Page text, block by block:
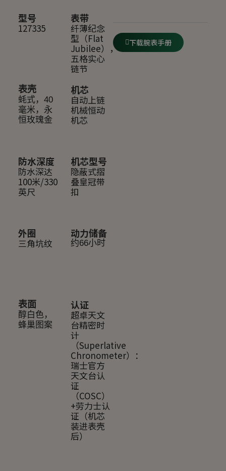
型号
127335
机芯
自动上链
机械恒动
机芯
表带
纤薄纪念
型（Flat
Jubilee），
五格实心
链节
表壳
蚝式，40
毫米，永
恒玫瑰金
机芯型号
隐蔽式摺
叠皇冠带
扣
表面
醇白色，
蜂巢图案
外圈
三角坑纹
动力储备
约66小时
认证
超卓天文
台精密时
计
（Superlative
Chronometer）：
瑞士官方
天文台认
证
（COSC）
+劳力士认
证（机芯
装进表壳
后）
防水深度
防水深达
100米/330
英尺
下载腕表手册